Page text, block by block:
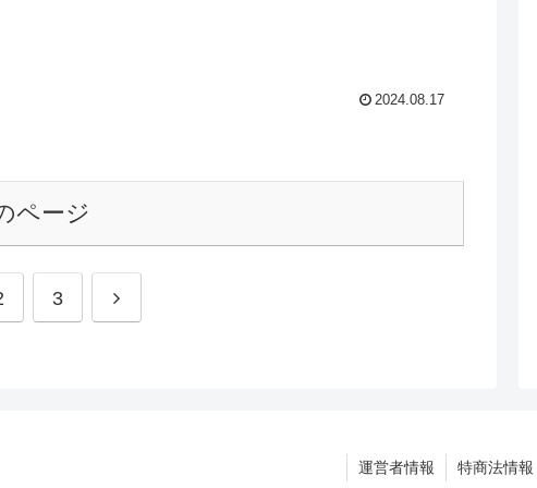
2024.08.17
ページ
3 次
運営者情報 特商法情報